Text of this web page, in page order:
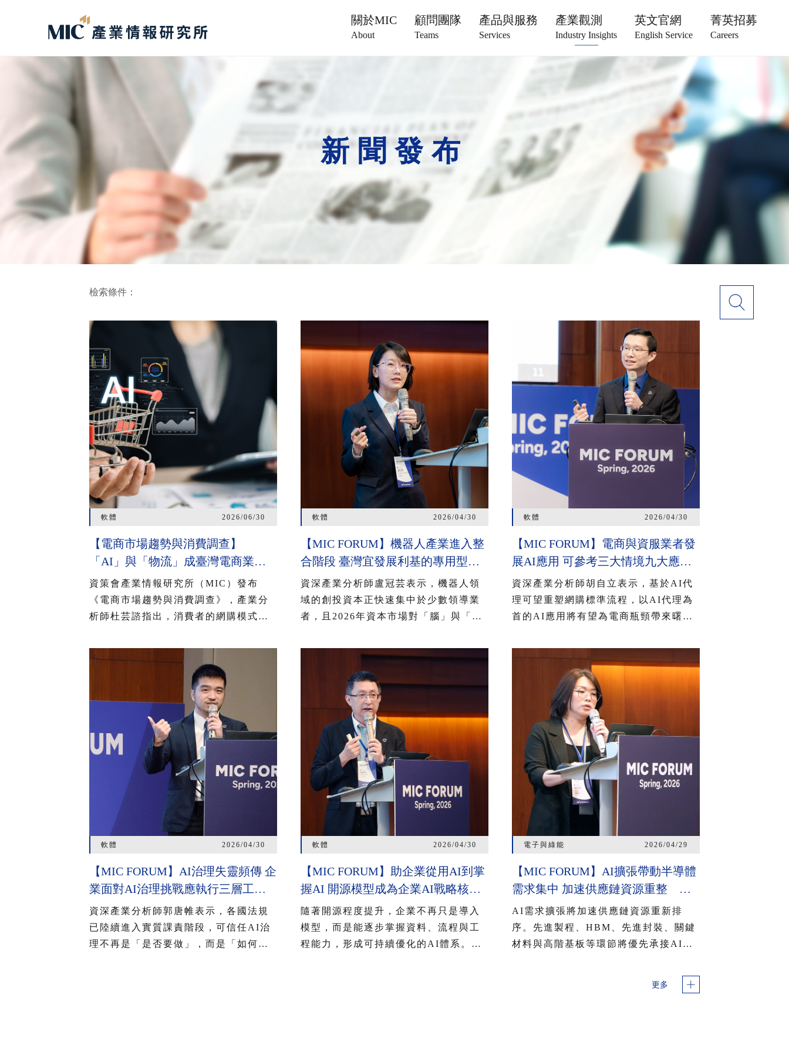
關於MIC
About
顧問團隊
Teams
產品與服務
Services
產業觀測
Industry Insights
英文官網
English Service
菁英招募
Careers
新聞發布
檢索條件：
軟體 2026/06/30
【電商市場趨勢與消費調查】
「AI」與「物流」成臺灣電商業者
競爭力升級兩大關鍵 近七成消費者
期待AI比價功能，七成五到貨首選
超取
資策會產業情報研究所（MIC）發布
《電商市場趨勢與消費調查》，產業分
析師杜芸諮指出，消費者的網購模式已
便性更加重視。此外，整體環境變化使
得消費者的生活成本壓力增加，對價格
更敏感，加上近年境外電商以低價策略
搶占臺灣電商市場，形成本土電商業者
的巨大壓力。綜覽電商產業發展與臺灣
消費者意向，「AI」與「物流」將是臺
灣電商業者未來競爭力升級的兩大關
軟體 2026/04/30
【MIC FORUM】機器人產業進入整
合階段 臺灣宜發展利基的專用型應
用 臺消費者61%看好AI眼鏡潛力
54%對無顯示AI眼鏡有興趣
資深產業分析師盧冠芸表示，機器人領
域的創投資本正快速集中於少數領導業
者，且2026年資本市場對「腦」與「靈
型機研發、硬體本體，轉向機器人的核
已開始在標準化工業與服務情境中展現
能力，推動機器人從展示性功能邁向實
用性應用，為後續大規模部署奠定基
礎。
軟體 2026/04/30
【MIC FORUM】電商與資服業者發
展AI應用 可參考三大情境九大應
用 2026年AI智慧城市公共服務應
用有三大趨勢
資深產業分析師胡自立表示，基於AI代
理可望重塑網購標準流程，以AI代理為
首的AI應用將有望為電商瓶頸帶來曙
AI代理融入核心業務與商業模式，以深
化AI核心技術並擴散至消費者、業者和
商家層面；隨著國內AI用戶日益增多，
使得發展AI逐漸成為電商產業的共識。
軟體 2026/04/30
【MIC FORUM】AI治理失靈頻傳 企
業面對AI治理挑戰應執行三層工
程 2026臺灣AI基本法上路 企業應
把握2年布局治理能力
資深產業分析師郭唐帷表示，各國法規
已陸續進入實質課責階段，可信任AI治
理不再是「是否要做」，而是「如何做
軟體 2026/04/30
【MIC FORUM】助企業從用AI到掌
握AI 開源模型成為企業AI戰略核
心 開源追近閉源助垂直領域加速導
入 治理機制為長遠發展關鍵
隨著開源程度提升，企業不再只是導入
模型，而是能逐步掌握資料、流程與工
程能力，形成可持續優化的AI體系。企
電子與綠能 2026/04/29
【MIC FORUM】AI擴張帶動半導體
需求集中 加速供應鏈資源重整 主
流記憶體升級與新興記憶體崛起 混
用提升AI資料調用效率
AI需求擴張將加速供應鏈資源重新排
序。先進製程、HBM、先進封裝、關鍵
材料與高階基板等環節將優先承接AI相
中。此一趨勢雖有助於支撐AI平台規模
更多